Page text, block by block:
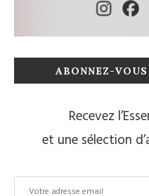
ABONNEZ-
Recevez
et une sélection